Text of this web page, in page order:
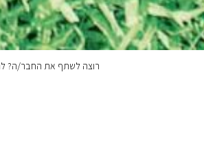
רוצה לשתף את החבר/ה?